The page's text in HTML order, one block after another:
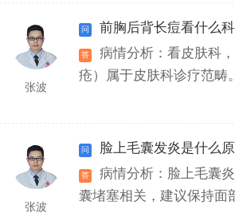
张波
前胸后背长痘看什么科
病情分析：看皮肤科
疮）属于皮肤科诊疗范畴。
张波
脸上毛囊发炎是什么
病情分析：脸上毛囊
囊堵塞相关，建议保持面